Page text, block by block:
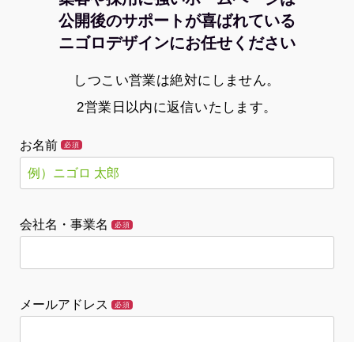
公開後のサポートが喜ばれている
ニゴロデザインにお任せください
しつこい営業は絶対にしません。
2営業日以内に返信いたします。
お名前 必須
会社名・事業名 必須
メールアドレス 必須